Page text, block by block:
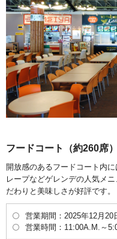
フードコート（約260席）
開放感のあるフードコート内
レープなどゲレンデの人気メ
だわりと美味しさが好評です。
営業期間：2025年12月20
営業時間：11:00A.M.～